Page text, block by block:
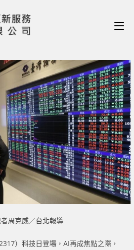
周克威／台北報導
）科技日登場，AI再成焦點之際，